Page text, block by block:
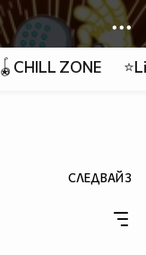
🪀CHILL ZONE
СЛЕДВАЙ3